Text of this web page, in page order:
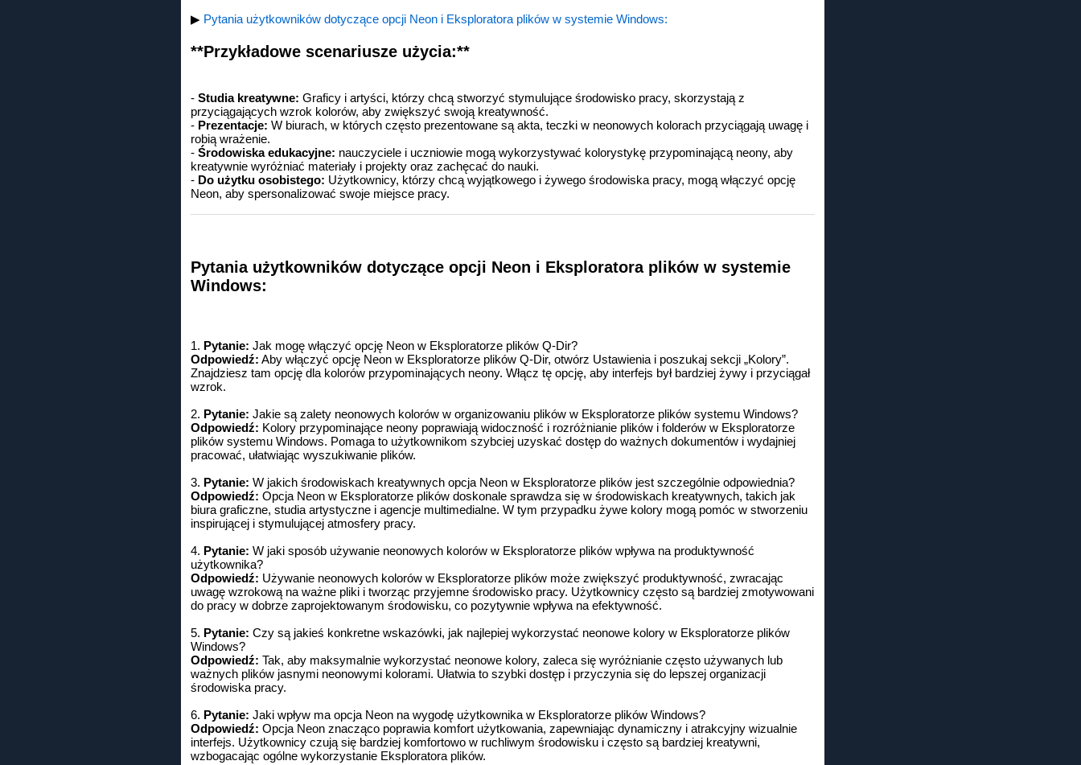
▶ Pytania użytkowników dotyczące opcji Neon i Eksploratora plików w systemie Windows:
**Przykładowe scenariusze użycia:**
- Studia kreatywne: Graficy i artyści, którzy chcą stworzyć stymulujące środowisko pracy, skorzystają z
przyciągających wzrok kolorów, aby zwiększyć swoją kreatywność.
- Prezentacje: W biurach, w których często prezentowane są akta, teczki w neonowych kolorach przyciągają uwagę i
robią wrażenie.
- Środowiska edukacyjne: nauczyciele i uczniowie mogą wykorzystywać kolorystykę przypominającą neony, aby
kreatywnie wyróżniać materiały i projekty oraz zachęcać do nauki.
- Do użytku osobistego: Użytkownicy, którzy chcą wyjątkowego i żywego środowiska pracy, mogą włączyć opcję
Neon, aby spersonalizować swoje miejsce pracy.
Pytania użytkowników dotyczące opcji Neon i Eksploratora plików w systemie
Windows:
1. Pytanie: Jak mogę włączyć opcję Neon w Eksploratorze plików Q-Dir?
Odpowiedź: Aby włączyć opcję Neon w Eksploratorze plików Q-Dir, otwórz Ustawienia i poszukaj sekcji „Kolory”.
Znajdziesz tam opcję dla kolorów przypominających neony. Włącz tę opcję, aby interfejs był bardziej żywy i przyciągał
wzrok.
2. Pytanie: Jakie są zalety neonowych kolorów w organizowaniu plików w Eksploratorze plików systemu Windows?
Odpowiedź: Kolory przypominające neony poprawiają widoczność i rozróżnianie plików i folderów w Eksploratorze
plików systemu Windows. Pomaga to użytkownikom szybciej uzyskać dostęp do ważnych dokumentów i wydajniej
pracować, ułatwiając wyszukiwanie plików.
3. Pytanie: W jakich środowiskach kreatywnych opcja Neon w Eksploratorze plików jest szczególnie odpowiednia?
Odpowiedź: Opcja Neon w Eksploratorze plików doskonale sprawdza się w środowiskach kreatywnych, takich jak
biura graficzne, studia artystyczne i agencje multimedialne. W tym przypadku żywe kolory mogą pomóc w stworzeniu
inspirującej i stymulującej atmosfery pracy.
4. Pytanie: W jaki sposób używanie neonowych kolorów w Eksploratorze plików wpływa na produktywność
użytkownika?
Odpowiedź: Używanie neonowych kolorów w Eksploratorze plików może zwiększyć produktywność, zwracając
uwagę wzrokową na ważne pliki i tworząc przyjemne środowisko pracy. Użytkownicy często są bardziej zmotywowani
do pracy w dobrze zaprojektowanym środowisku, co pozytywnie wpływa na efektywność.
5. Pytanie: Czy są jakieś konkretne wskazówki, jak najlepiej wykorzystać neonowe kolory w Eksploratorze plików
Windows?
Odpowiedź: Tak, aby maksymalnie wykorzystać neonowe kolory, zaleca się wyróżnianie często używanych lub
ważnych plików jasnymi neonowymi kolorami. Ułatwia to szybki dostęp i przyczynia się do lepszej organizacji
środowiska pracy.
6. Pytanie: Jaki wpływ ma opcja Neon na wygodę użytkownika w Eksploratorze plików Windows?
Odpowiedź: Opcja Neon znacząco poprawia komfort użytkowania, zapewniając dynamiczny i atrakcyjny wizualnie
interfejs. Użytkownicy czują się bardziej komfortowo w ruchliwym środowisku i często są bardziej kreatywni,
wzbogacając ogólne wykorzystanie Eksploratora plików.